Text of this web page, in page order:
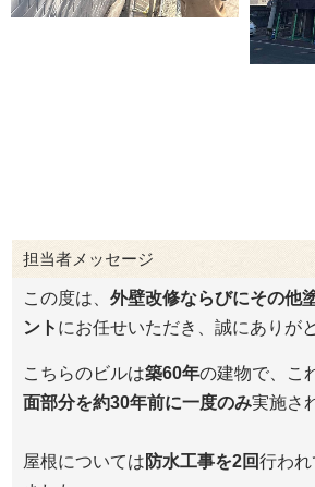
担当者メッセージ
この度は、 外壁改修ならびにその他
ント にお任せいただき、誠にありが
こちらのビルは築60年の建物で、こ
面部分を約30年前に一度のみ実施さ
屋根については 防水工事を2回行われ